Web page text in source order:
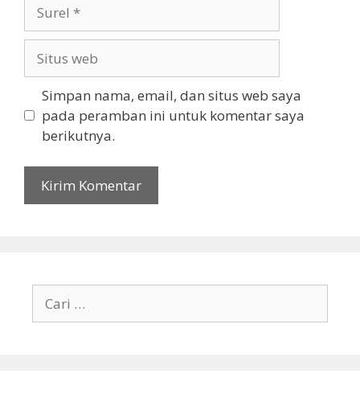
web
Simpan nama, email, dan situs web saya
pada peramban ini untuk komentar saya
berikutnya.
untuk: